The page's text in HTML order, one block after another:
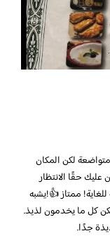
لكن المكان
حقًا الانتظار
ممتاز 👍!يشبه
كل ما يخدمون لذيذ.
جدًا.